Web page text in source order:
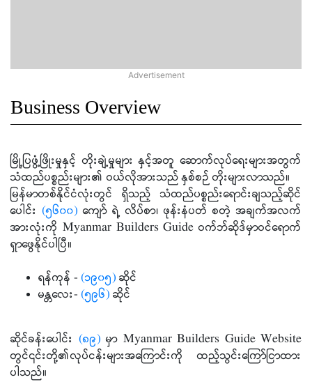
Business Overview
မြို့ပြဖွံ့ဖြိုးမှုနှင့် တိုးချဲ့မှုများ နှင့်အတူ ဆောက်လုပ်ရေးများအတွက်
သံထည်ပစ္စည်းများ၏ ဝယ်လိုအားသည် နှစ်စဉ် တိုးများလာသည်။
မြန်မာတစ်နိုင်ငံလုံးတွင် ရှိသည့် သံထည်ပစ္စည်းရောင်းချသည့်ဆိုင်
ပေါင်း (၅၆၀၀) ကျော် ရဲ့ လိပ်စာ၊ ဖုန်းနံပတ် စတဲ့ အချက်အလက်
အားလုံးကို Myanmar Builders Guide ဝက်ဘ်ဆိုဒ်မှာဝင်ရောက်
ရှာဖွေနိုင်ပါပြီ။
ရန်ကုန် - (၁၉၀၅) ဆိုင်
မန္တလေး- (၅၉၆) ဆိုင်
ဆိုင်ခန်းပေါင်း (၈၉) မှာ Myanmar Builders Guide Website
တွင်၎င်းတို့၏လုပ်ငန်းများအကြောင်းကို ထည့်သွင်းကြော်ငြာထား
ပါသည်။